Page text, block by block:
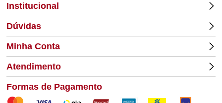
Institucional
Dúvidas
Minha Conta
Atendimento
Formas de Pagamento